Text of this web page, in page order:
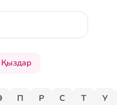
Қыздар
П Р С Т У